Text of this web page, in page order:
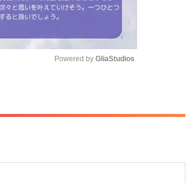
Powered by GliaStudios